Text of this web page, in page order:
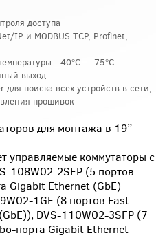
доступа
IP и MODBUS TCP, Profinet,
-40°C ... 75°C
выход
поиска всех устройств в сети,
прошивок
для монтажа в 19”
управляемые коммутаторы с
108W02-2SFP (5 портов
Gigabit Ethernet (GbE)
1GE (8 портов Fast
DVS-110W02-3SFP (7
порта Gigabit Ethernet